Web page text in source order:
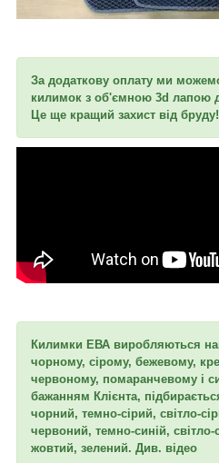
За додаткову оплату ми
килимок з об'ємною 3d лапою
Це ще кращий захист від
Килимки ЕВА виробляються
чорному, сірому, бежевому,
червоному, помаранчевому і
бажанням Клієнта,
чорний, темно-сірий, світло-
червоний, темно-синій,
жовтий, зелений. Див. відео